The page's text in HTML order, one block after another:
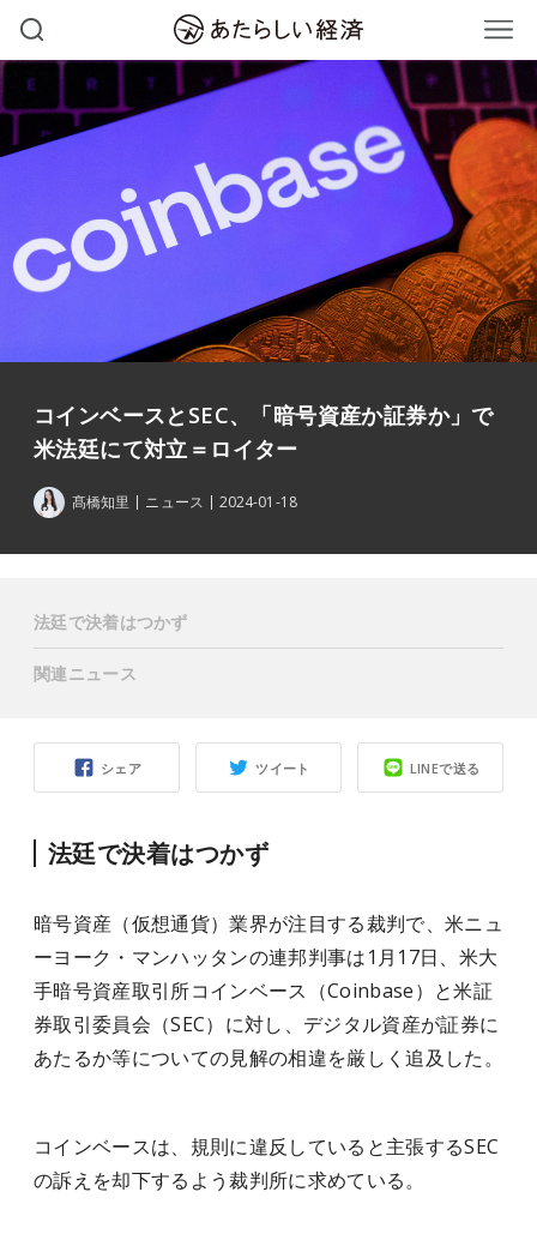
コインベースとSEC、「暗号資産か証券か」で
米法廷にて対立＝ロイター
髙橋知里 ニュース 2024-01-18
シェア ツイート LINEで送る
法廷で決着はつかず
暗号資産（仮想通貨）業界が注目する裁判で、米ニュ
ーヨーク・マンハッタンの連邦判事は1月17日、米大
手暗号資産取引所コインベース（Coinbase）と米証
券取引委員会（SEC）に対し、デジタル資産が証券に
あたるか等についての見解の相違を厳しく追及した。
コインベースは、規則に違反していると主張するSEC
の訴えを却下するよう裁判所に求めている。
法廷で決着はつかず
関連ニュース